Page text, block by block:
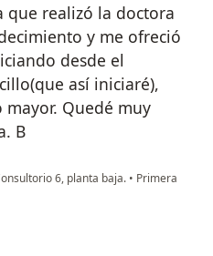
que realizó la doctora
y me ofreció
desde el
así iniciaré),
Quedé muy
B
6, planta baja. • Primera
Alanis